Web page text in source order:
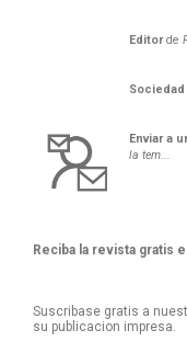
Editorde
Sociedad
Enviar a
la tem...
Reciba la revista gratis
Suscribase gratis a
su publicacion impresa.